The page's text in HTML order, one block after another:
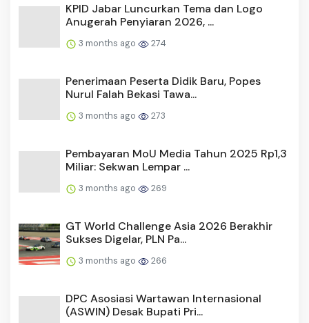
KPID Jabar Luncurkan Tema dan Logo
Anugerah Penyiaran 2026, ...
3 months ago 274
Penerimaan Peserta Didik Baru, Popes
Nurul Falah Bekasi Tawa...
3 months ago 273
Pembayaran MoU Media Tahun 2025 Rp1,3
Miliar: Sekwan Lempar ...
3 months ago 269
GT World Challenge Asia 2026 Berakhir
Sukses Digelar, PLN Pa...
3 months ago 266
DPC Asosiasi Wartawan Internasional
(ASWIN) Desak Bupati Pri...